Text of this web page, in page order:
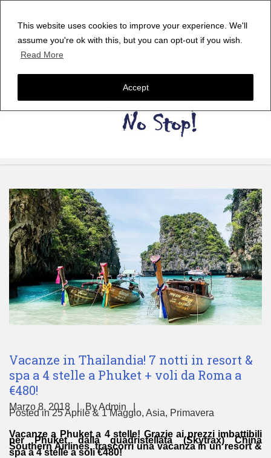
This website uses cookies to improve your experience. We'll
assume you're ok with this, but you can opt-out if you wish.
Read More
Accept
Vacanze in Thailandia! 7 notti in resort &
spa a 4 stelle a Phuket + voli da Roma a
€480!
Marzo 8, 2018 ByAdmin
Posted in25 Aprile & 1 Maggio, Asia, Primavera
Vacanze a Phuket a 4 stelle! Grazie ai prezzi imbattibili
per Phuket dalla quadristellata (Skytrax) China
Southern Airlines, trascorri una vacanza in un resort &
spa a 4 stelle a soli €480!